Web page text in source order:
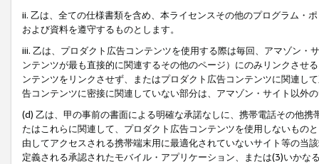
ii. 乙は、全ての仕様書類を含め、本ライセンスその他のプログラム・
および資料を遵守するものとします。
iii. 乙は、プロダクト広告コンテンツを使用する際は毎回、アマゾン
ンテンツが最も直接的に関連するその他のページ）にのみリンクさせ
ンテンツをリンクさせず、またはプロダクト広告コンテンツに関連し
告コンテンツに密接に関連していない部分は、アマゾン・サイト以外
(d) 乙は、甲の事前の書面による明確な承諾なしに、携帯電話その他
たはこれらに関連して、プロダクト広告コンテンツを使用しないもの
由してアクセスされる携帯端末用に最適化されていないサイト等の当
定義される承認されたモバイル・アプリケーション、または(3)いか